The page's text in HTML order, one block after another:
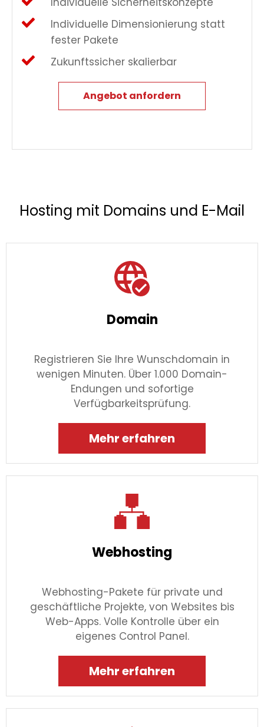
Individuelle Dimensionierung statt
fester Pakete
Zukunftssicher skalierbar
Angebot anfordern
Hosting mit Domains und E-Mail
Domain
Registrieren Sie Ihre Wunschdomain in
wenigen Minuten. Über 1.000 Domain-
Endungen und sofortige
Verfügbarkeitsprüfung.
Mehr erfahren
Webhosting
Webhosting-Pakete für private und
geschäftliche Projekte, von Websites bis
Web-Apps. Volle Kontrolle über ein
eigenes Control Panel.
Mehr erfahren